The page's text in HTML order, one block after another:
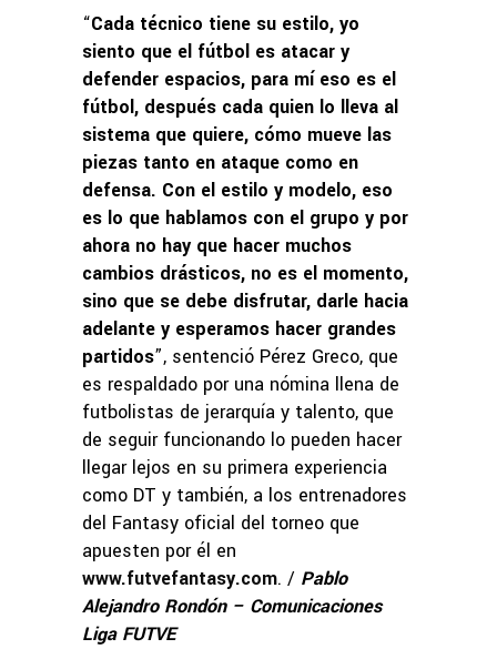
“Cada técnico tiene su estilo, yo
siento que el fútbol es atacar y
defender espacios, para mí eso es el
fútbol, después cada quien lo lleva al
sistema que quiere, cómo mueve las
piezas tanto en ataque como en
defensa. Con el estilo y modelo, eso
es lo que hablamos con el grupo y por
ahora no hay que hacer muchos
cambios drásticos, no es el momento,
sino que se debe disfrutar, darle hacia
adelante y esperamos hacer grandes
partidos”, sentenció Pérez Greco, que
es respaldado por una nómina llena de
futbolistas de jerarquía y talento, que
de seguir funcionando lo pueden hacer
llegar lejos en su primera experiencia
como DT y también, a los entrenadores
del Fantasy oficial del torneo que
apuesten por él en
www.futvefantasy.com. / Pablo
Alejandro Rondón – Comunicaciones
Liga FUTVE